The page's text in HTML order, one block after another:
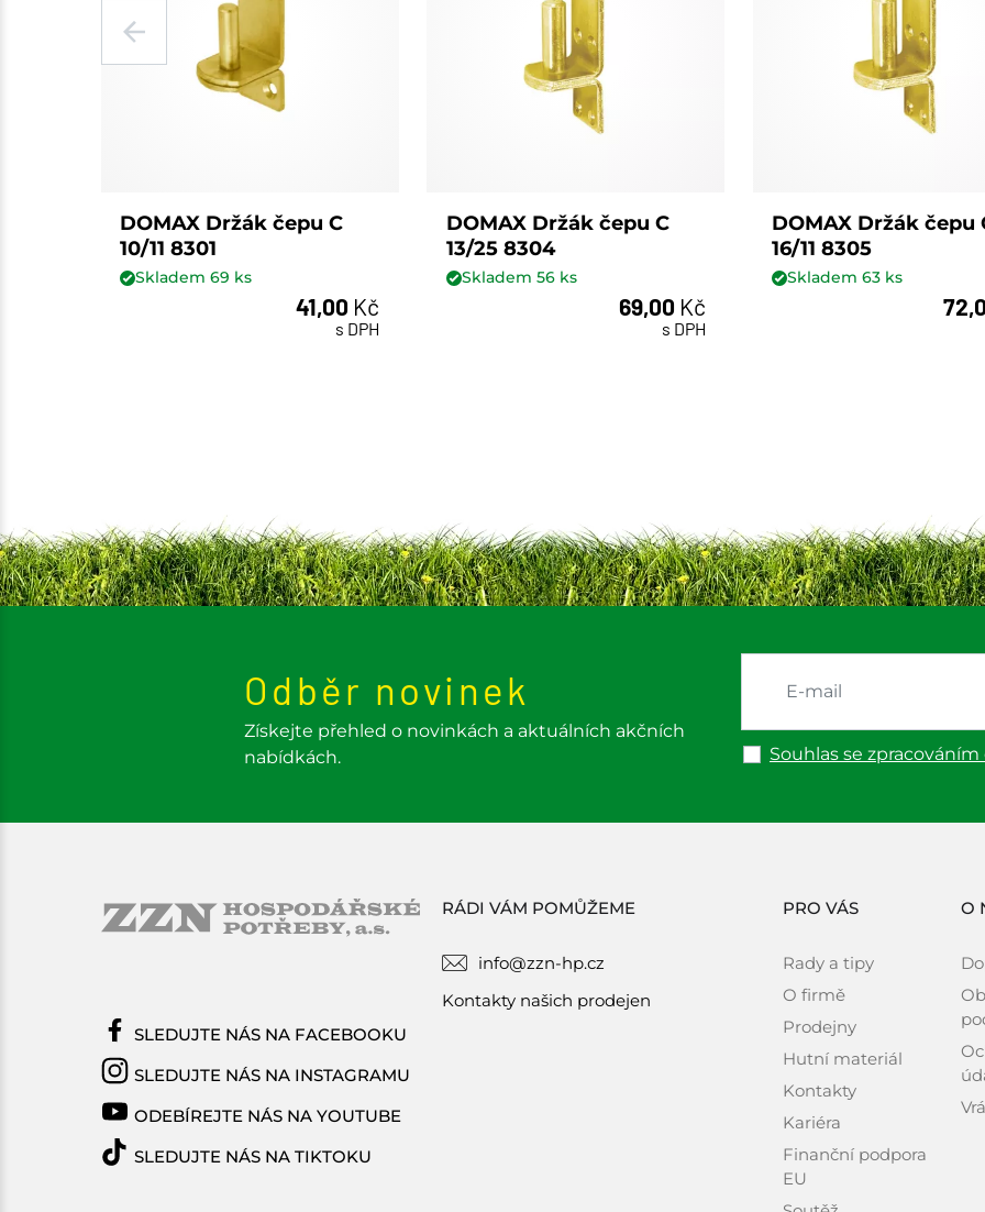
DOMAX Držák čepu C
10/11 8301
Skladem69 ks
41,00 Kč
s DPH
DOMAX Držák čepu C
13/25 8304
Skladem 56ks
69,00 Kč
s DPH
DOMAX Držák čepu
16/11 8305
Skladem63 ks
Odběr novinek
Získejte přehled o novinkách a aktuálních akčních
nabídkách.
Souhlas se
RÁDI VÁM POMŮŽEME
info@zzn-hp.cz
Kontakty našich prodejen
PRO VÁS
Rady a tipy
O firmě
Prodejny
Hutní materiál
Kontakty
Kariéra
Finanční podpora
EU
O
SLEDUJTE NÁS NA FACEBOOKU
SLEDUJTE NÁS NA INSTAGRAMU
ODEBÍREJTE NÁS NA YOUTUBE
SLEDUJTE NÁS NA TIKTOKU